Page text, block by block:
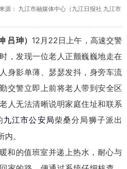
源： 九江市融媒体中心（九江日报社 九江市
吕珅） 12月22日上午，高速交警
，发现一位老人正颤巍巍地走在
身影单薄、瑟瑟发抖，身旁车流
交警立即上前将老人带到安全区
人无法清晰说明家庭住址和联系
九江市公安局柴桑分局狮子派出
。
和的值班室并递上热水，耐心与